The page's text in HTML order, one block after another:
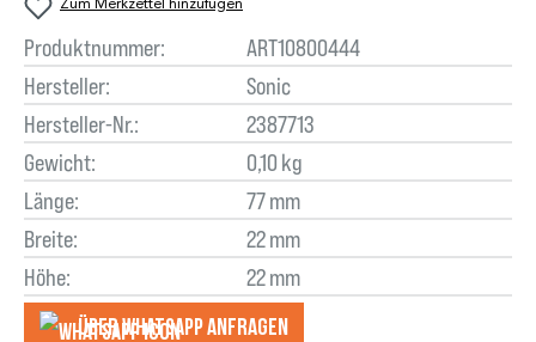
Produktnummer:
ART10800444
Hersteller:
Sonic
Hersteller-Nr.:
2387713
Gewicht:
0,10 kg
Länge:
77 mm
Breite:
22 mm
Höhe:
22 mm
Über WhatsApp anfragеn